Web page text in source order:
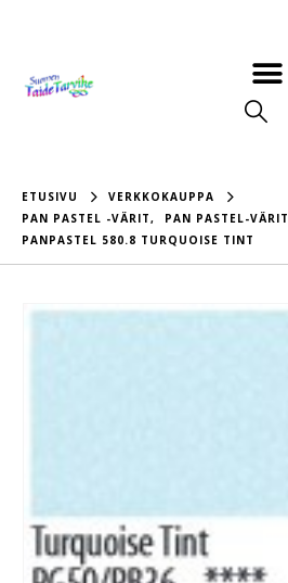
ETUSIVU
VERKKOKAUPPA
PAN PASTEL -VÄRIT,
PAN PASTEL-VÄRIT
PANPASTEL 580.8 TURQUOISE TINT